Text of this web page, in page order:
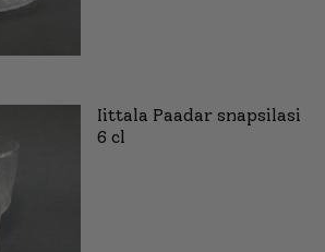
Iittala Paadar snapsilasi
6 cl